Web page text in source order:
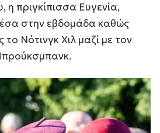
η πριγκίπισσα Ευγενία,
στην εβδομάδα καθώς
Νότινγκ Χιλ μαζί με τον